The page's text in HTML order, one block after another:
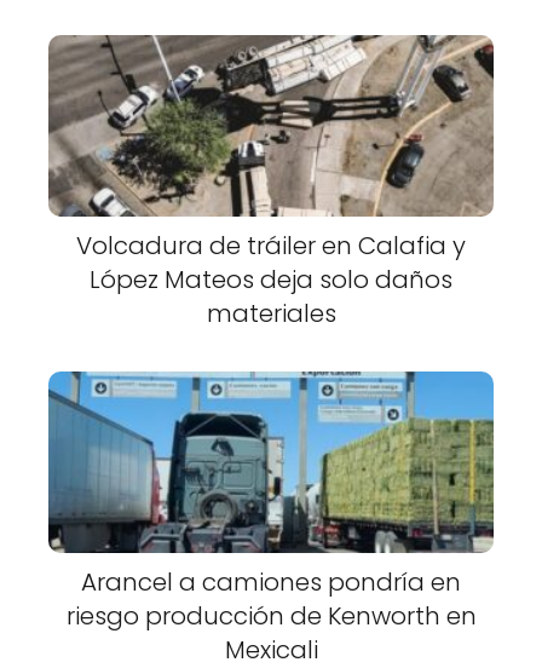
Volcadura de tráiler en Calafia y
López Mateos deja solo daños
materiales
Arancel a camiones pondría en
riesgo producción de Kenworth en
Mexicali